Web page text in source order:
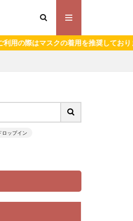
際はマスクの着用を推奨しております
ロップイン